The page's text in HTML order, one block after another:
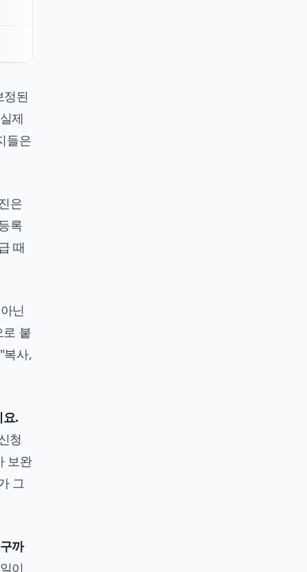
정된
제
들은
은
록
때
닌
로 붙
복사,
.
청
보완
그
까
이